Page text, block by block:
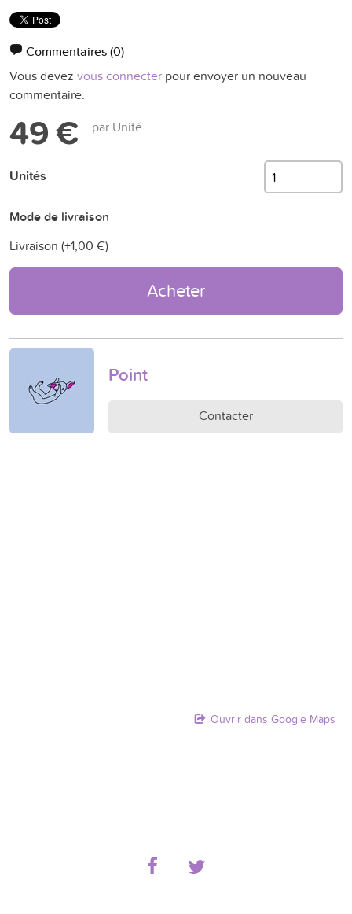
Commentaires(0)
Vous devez vous connecter pour envoyer un nouveau
commentaire.
49 € par Unité
Unités
Mode de livraison
Livraison (+1,00 €)
Acheter
Point
Contacter
Ouvrir dans Google Maps